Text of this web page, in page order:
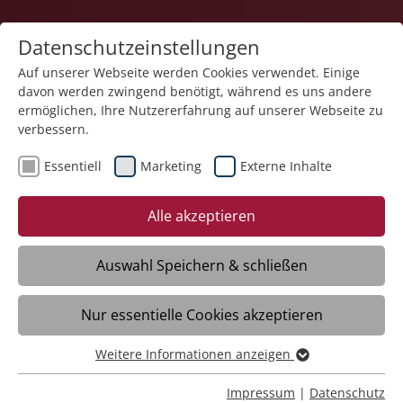
Gesundheit
Tagesklinik Liebenau
Meckenbeuren
Datenschutzeinstellungen
Auf unserer Webseite werden Cookies verwendet. Einige
davon werden zwingend benötigt, während es uns andere
ermöglichen, Ihre Nutzererfahrung auf unserer Webseite zu
verbessern.
Essentiell Marketing Externe Inhalte
Alle akzeptieren
Auswahl Speichern & schließen
Nur essentielle Cookies akzeptieren
Essentiell
Essentielle Cookies werden für grundlegende Funktionen
Weitere Informationen anzeigen
Impressum | Datenschutz